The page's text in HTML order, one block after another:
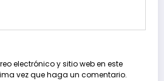
electrónico y sitio web en este
vez que haga un comentario.